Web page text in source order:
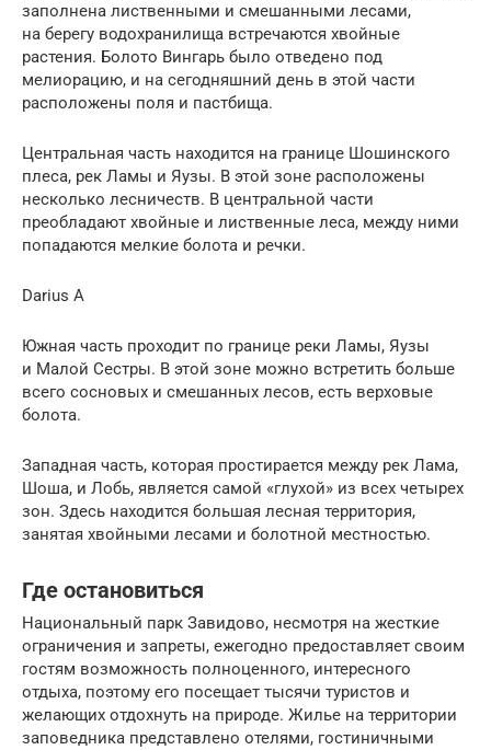
заполнена лиственными и смешанными лесами,
на берегу водохранилища встречаются хвойные
растения. Болото Вингарь было отведено под
мелиорацию, и на сегодняшний день в этой части
расположены поля и пастбища.
Центральная часть находится на границе Шошинского
плеса, рек Ламы и Яузы. В этой зоне расположены
несколько лесничеств. В центральной части
преобладают хвойные и лиственные леса, между ними
попадаются мелкие болота и речки.
Darius A
Южная часть проходит по границе реки Ламы, Яузы
и Малой Сестры. В этой зоне можно встретить больше
всего сосновых и смешанных лесов, есть верховые
болота.
Западная часть, которая простирается между рек Лама,
Шоша, и Лобь, является самой «глухой» из всех четырех
зон. Здесь находится большая лесная территория,
занятая хвойными лесами и болотной местностью.
Где остановиться
Национальный парк Завидово, несмотря на жесткие
ограничения и запреты, ежегодно предоставляет своим
гостям возможность полноценного, интересного
отдыха, поэтому его посещает тысячи туристов и
желающих отдохнуть на природе. Жилье на территории
заповедника представлено отелями, гостиничными